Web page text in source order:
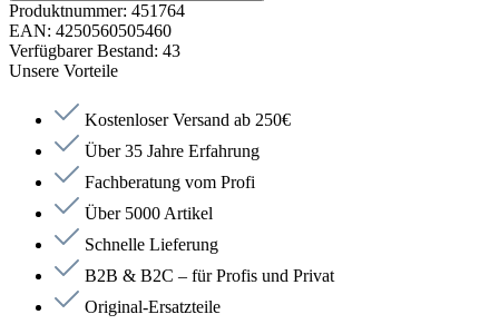
Produktnummer: 451764
EAN: 4250560505460
Verfügbarer Bestand: 43
Unsere Vorteile
Kostenloser Versand ab 250€
Über 35 Jahre Erfahrung
Fachberatung vom Profi
Über 5000 Artikel
Schnelle Lieferung
B2B & B2C – für Profis und Privat
Original-Ersatzteile